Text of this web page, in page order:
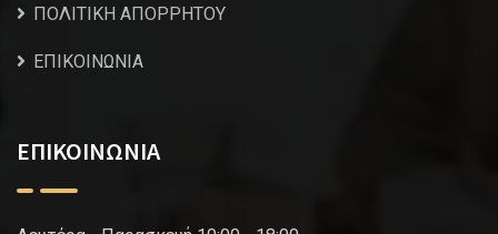
ΠΟΛΙΤΙΚΗ ΑΠΟΡΡΗΤΟΥ
ΕΠΙΚΟΙΝΩΝΙΑ
ΕΠΙΚΟΙΝΩΝΙΑ